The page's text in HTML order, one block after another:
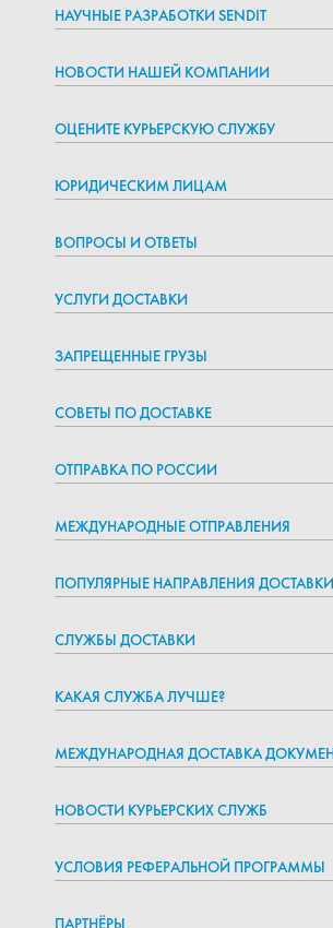
НАУЧНЫЕ РАЗРАБОТКИ SENDIT
НОВОСТИ НАШЕЙ КОМПАНИИ
ОЦЕНИТЕ КУРЬЕРСКУЮ СЛУЖБУ
ЮРИДИЧЕСКИМ ЛИЦАМ
ВОПРОСЫ И ОТВЕТЫ
УСЛУГИ ДОСТАВКИ
ЗАПРЕЩЕННЫЕ ГРУЗЫ
СОВЕТЫ ПО ДОСТАВКЕ
ОТПРАВКА ПО РОССИИ
МЕЖДУНАРОДНЫЕ ОТПРАВЛЕНИЯ
ПОПУЛЯРНЫЕ НАПРАВЛЕНИЯ ДОСТАВКИ
СЛУЖБЫ ДОСТАВКИ
КАКАЯ СЛУЖБА ЛУЧШЕ?
МЕЖДУНАРОДНАЯ ДОСТАВКА
НОВОСТИ КУРЬЕРСКИХ СЛУЖБ
УСЛОВИЯ РЕФЕРАЛЬНОЙ ПРОГРАММЫ
ПАРТНЁРЫ